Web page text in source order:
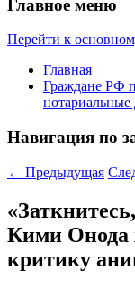
Главное меню
Перейти к
Главная
Граждане РФ
Навигация по
← Предыдущая
Кими Онода
критику